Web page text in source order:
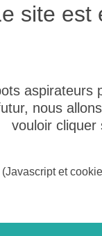
site
aspirateurs
nous
vouloir cliquer
(Javascript et